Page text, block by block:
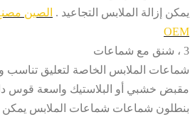
يمكن إزالة الملابس التجاعيد .
OEM
3 ، شنق مع شماعات
شماعات الملابس الخاصة لتعليق
مقبض خشبي أو البلاستيك واسعة قوس
بنطلون شماعات شماعات الملابس يمكن